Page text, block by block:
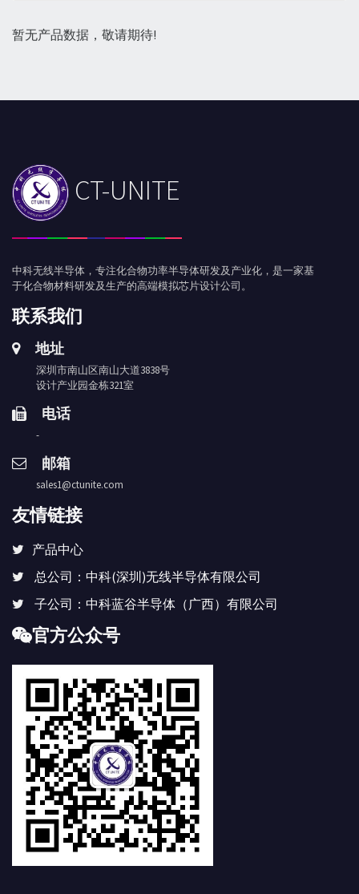
暂无产品数据，敬请期待!
CT-UNITE
中科无线半导体，专注化合物功率半导体研发及产业化，是一家基
于化合物材料研发及生产的高端模拟芯片设计公司。
联系我们
地址
深圳市南山区南山大道3838号
设计产业园金栋321室
电话
-
邮箱
sales1@ctunite.com
友情链接
产品中心
总公司：中科(深圳)无线半导体有限公司
子公司：中科蓝谷半导体（广西）有限公司
官方公众号